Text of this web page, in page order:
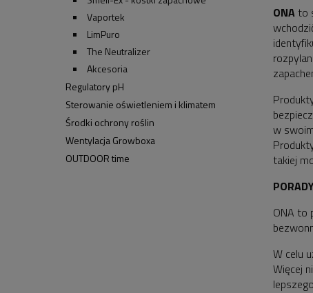
Vaportek
LimPuro
The Neutralizer
Akcesoria
Regulatory pH
Sterowanie oświetleniem i klimatem
Środki ochrony roślin
Wentylacja Growboxa
OUTDOOR time
ONA to
w
takiej
ONA to
W celu
Więcej